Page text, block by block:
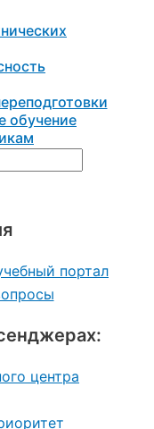
обучение
портал